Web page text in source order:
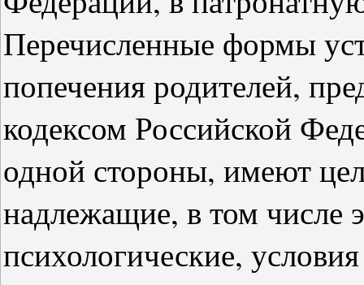
Перечисленные формы
попечения родителей,
кодексом Российской
одной стороны, имеют
надлежащие, в том числе
психологические,